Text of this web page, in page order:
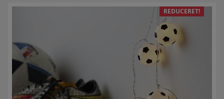
REDUCERET!